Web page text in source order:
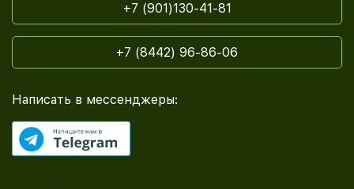
+7 (901)130-41-81
+7 (8442) 96-86-06
Написать в мессенджеры: